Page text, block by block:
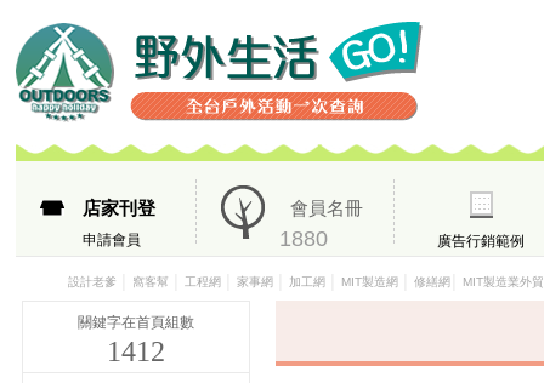
店家刊登
申請會員
會員名冊
1880 廣告行銷範例
設計老爹 窩客幫 工程網 家事網 加工網 MIT製造網 修繕網 MIT製造業外
關鍵字在首頁組數
1412